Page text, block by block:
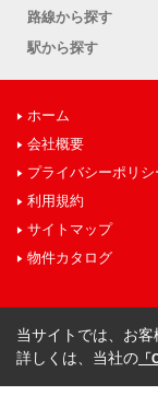
路線から探す
駅から探す
ホーム
会社概要
プライバシーポリシ
利用規約
サイトマップ
物件カタログ
当サイトでは、お
詳しくは、当社の